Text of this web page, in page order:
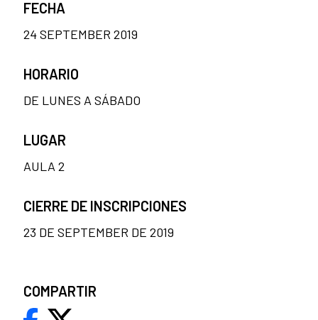
FECHA
24 SEPTEMBER 2019
HORARIO
DE LUNES A SÁBADO
LUGAR
AULA 2
CIERRE DE INSCRIPCIONES
23 DE SEPTEMBER DE 2019
COMPARTIR